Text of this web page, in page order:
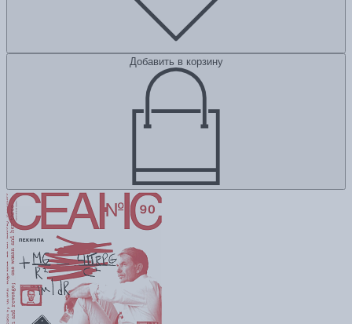
Добавить в корзину